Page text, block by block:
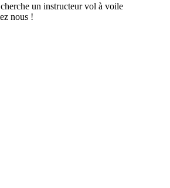
un instructeur vol à voile
nous !